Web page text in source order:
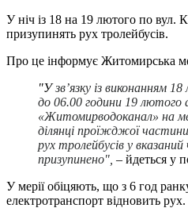
У ніч із 18 на 19 лютого по вул.
призупинять рух тролейбусів.
Про це інформує Житомирська
"Узв’язку із виконанням
до 06.00 години 19 лютого
«Житомирводоканал» на
ділянці проїжджої частини
рух тролейбусів у вказаний
призупинено", – йдеться у
У мерії обіцяють, що з 6 год
електротранспорт відновить рух.